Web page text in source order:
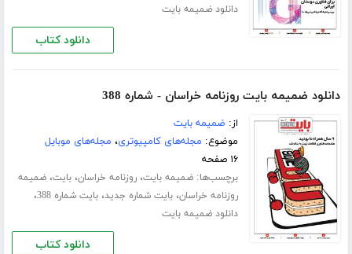
دانلود ضمیمه بایت
دانلود کتاب
دانلود ضمیمه بایت روزنامه خراسان - شماره 388
از: ضمیمه بایت
موضوع: مجله‌های کامپیوتری، مجله‌های موبایل
۱۶ صفحه
برچسب‌ها:ضمیمه بایت،روزنامه خراسان،بایت،ضمیمه
روزنامه خراسان،بایت شماره جدید،بایت شماره 388 ،
دانلود ضمیمه بایت
دانلود کتاب